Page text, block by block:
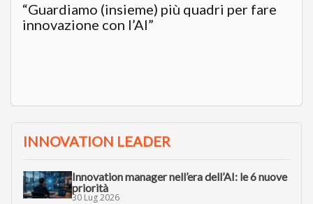
“Guardiamo (insieme) più quadri per fare
innovazione con l’AI”
INNOVATION LEADER
Innovation manager nell’era dell’AI: le 6 nuove
priorità
30 Lug 2026